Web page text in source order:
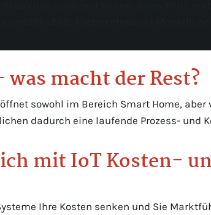
macht der Rest?
sowohl im Bereich Smart Home,
dadurch eine laufende Prozess- und
mit IoT Kosten-
Ihre Kosten senken und Sie